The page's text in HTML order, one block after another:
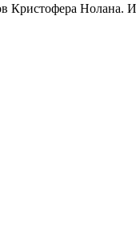
Кристофера Нолана.